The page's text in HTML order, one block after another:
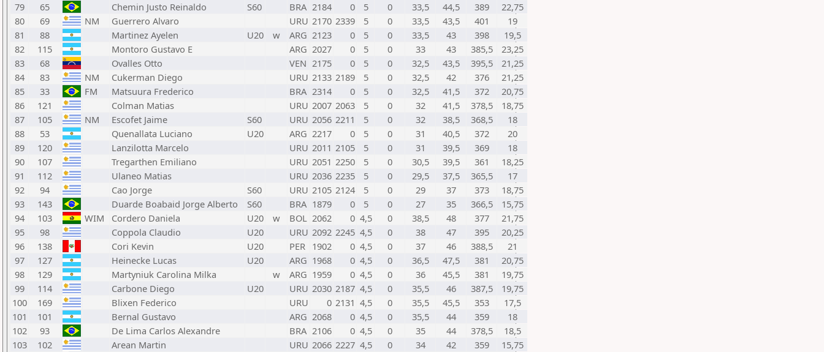
79
65 Chemin Justo Reinaldo S60 BRA 2184 0 5 0 33,5 44,5 389
22,75
80
69 NM Guerrero Alvaro URU 2170 2339 5 0 33,5 43,5 401
19
81
88 Martinez Ayelen U20 w ARG 2123 0 5 0 33,5 43 398
19,5
82
115 Montoro Gustavo E ARG 2027 0 5 0 33 43 385,5
23,25
83
68 Ovalles Otto VEN 2175 0 5 0 32,5 43,5 395,5
21,25
84
83 NM Cukerman Diego URU 2133 2189 5 0 32,5 42 376
21,25
85
33 FM Matsuura Frederico BRA 2314 0 5 0 32,5 41,5 372
20,75
86
121 Colman Matias URU 2007 2063 5 0 32 41,5 378,5
18,75
87
105 NM Escofet Jaime S60 URU 2056 2211 5 0 32 38,5 368,5
18
88
53 Quenallata Luciano U20 ARG 2217 0 5 0 31 40,5 372
20
89
120 Lanzilotta Marcelo URU 2011 2105 5 0 31 39,5 369
18
90
107 Tregarthen Emiliano URU 2051 2250 5 0 30,5 39,5 361
18,25
91
112 Ulaneo Matias URU 2036 2235 5 0 29,5 37,5 365,5
17
92
94 Cao Jorge S60 URU 2105 2124 5 0 29 37 373
18,75
93
143 Duarde Boabaid Jorge Alberto S60 BRA 1879 0 5 0 27 35 366,5
15,75
94
103 WIM Cordero Daniela U20 w BOL 2062 0 4,5 0 38,5 48 377
21,75
95
98 Coppola Claudio U20 URU 2092 2245 4,5 0 38 47 395
20,25
96
138 Cori Kevin U20 PER 1902 0 4,5 0 37 46 388,5
21
97
127 Heinecke Lucas U20 ARG 1968 0 4,5 0 36,5 47,5 381
20,75
98
129 Martyniuk Carolina Milka w ARG 1959 0 4,5 0 36 45,5 381
19,75
99
114 Carbone Diego U20 URU 2030 2187 4,5 0 35,5 46 387,5
19,75
100
169 Blixen Federico URU 0 2131 4,5 0 35,5 45,5 353
17,5
101
101 Bernal Gustavo ARG 2068 0 4,5 0 35,5 44 359
18
102
93 De Lima Carlos Alexandre BRA 2106 0 4,5 0 35 44 378,5
18,5
103
102 Arean Martin URU 2066 2227 4,5 0 34 42 359
15,75